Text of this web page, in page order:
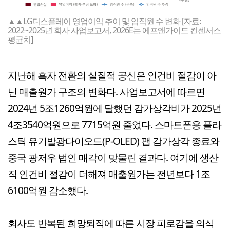
▲▲LG디스플레이 영업이익 추이 및 임직원 수 변화 [자료:
2022~2025년 회사 사업보고서, 2026E는 에프앤가이드 컨센서스
평균치]
지난해 흑자 전환의 실질적 공신은 인건비 절감이 아
닌 매출원가 구조의 변화다. 사업보고서에 따르면
2024년 5조1260억원에 달했던 감가상각비가 2025년
4조3540억원으로 7715억원 줄었다. 스마트폰용 플라
스틱 유기발광다이오드(P-OLED) 팹 감가상각 종료와
중국 광저우 법인 매각이 맞물린 결과다. 여기에 생산
직 인건비 절감이 더해져 매출원가는 전년보다 1조
6100억원 감소했다.
회사도 반복된 희망퇴직에 따른 시장 피로감을 의식